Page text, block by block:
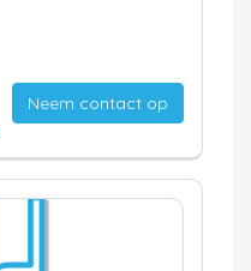
Neem contact op